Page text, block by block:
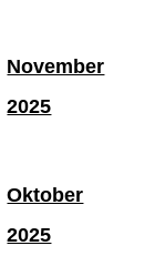
November
2025
Oktober
2025